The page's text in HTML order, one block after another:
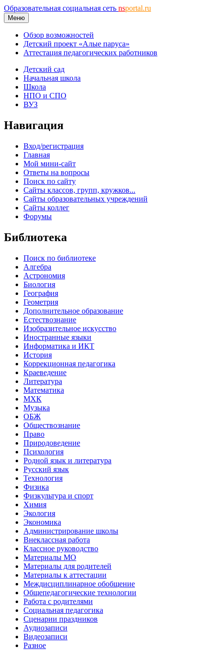
Образовательная социальная сеть nsportal.ru
Меню
Обзор возможностей
Детский проект «Алые паруса»
Аттестация педагогических работников
Детский сад
Начальная школа
Школа
НПО и СПО
ВУЗ
Навигация
Вход/регистрация
Главная
Мой мини-сайт
Ответы на вопросы
Поиск по сайту
Сайты классов, групп, кружков...
Сайты образовательных учреждений
Сайты коллег
Форумы
Библиотека
Поиск по библиотеке
Алгебра
Астрономия
Биология
География
Геометрия
Дополнительное образование
Естествознание
Изобразительное искусство
Иностранные языки
Информатика и ИКТ
История
Коррекционная педагогика
Краеведение
Литература
Математика
МХК
Музыка
ОБЖ
Обществознание
Право
Природоведение
Психология
Родной язык и литература
Русский язык
Технология
Физика
Физкультура и спорт
Химия
Экология
Экономика
Администрирование школы
Внеклассная работа
Классное руководство
Материалы МО
Материалы для родителей
Материалы к аттестации
Междисциплинарное обобщение
Общепедагогические технологии
Работа с родителями
Социальная педагогика
Сценарии праздников
Аудиозаписи
Видеозаписи
Разное